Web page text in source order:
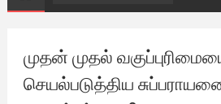
முதன் முதல்
செயல்படுத்திய